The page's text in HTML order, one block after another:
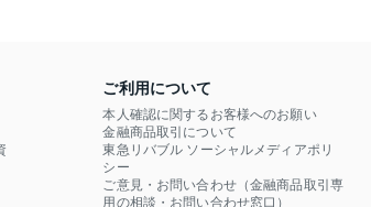
ご利用について
本人確認に関するお客様へのお願い
金融商品取引について
東急リバブル ソーシャルメディアポリ
シー
ご意見・お問い合わせ（金融商品取引専
用の相談・お問い合わせ窓口）